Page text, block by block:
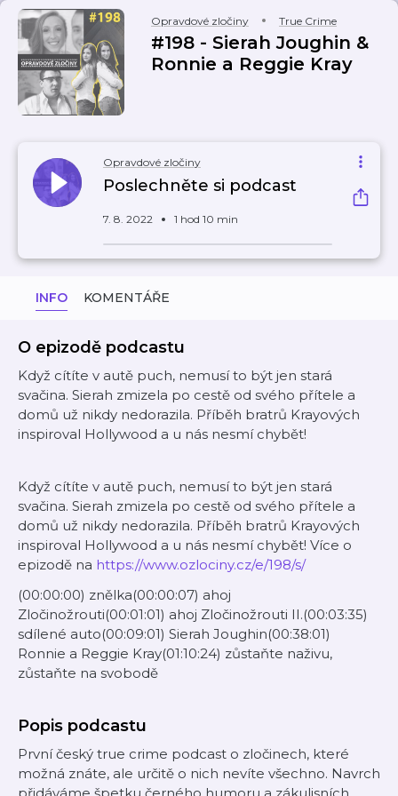
Opravdové zločiny True Crime
#198 - Sierah Joughin &
Ronnie a Reggie Kray
Opravdové zločiny
Poslechněte si podcast
7. 8. 2022 1 hod 10 min
INFO KOMENTÁŘE
O epizodě podcastu
Když cítíte v autě puch, nemusí to být jen stará
svačina. Sierah zmizela po cestě od svého přítele a
domů už nikdy nedorazila. Příběh bratrů Krayových
inspiroval Hollywood a u nás nesmí chybět!
Když cítíte v autě puch, nemusí to být jen stará
svačina. Sierah zmizela po cestě od svého přítele a
domů už nikdy nedorazila. Příběh bratrů Krayových
inspiroval Hollywood a u nás nesmí chybět! Více o
epizodě na https://www.ozlociny.cz/e/198/s/
(00:00:00) znělka(00:00:07) ahoj
Zločinožrouti(00:01:01) ahoj Zločinožrouti II.(00:03:35)
sdílené auto(00:09:01) Sierah Joughin(00:38:01)
Ronnie a Reggie Kray(01:10:24) zůstaňte naživu,
zůstaňte na svobodě
Popis podcastu
První český true crime podcast o zločinech, které
možná znáte, ale určitě o nich nevíte všechno. Navrch